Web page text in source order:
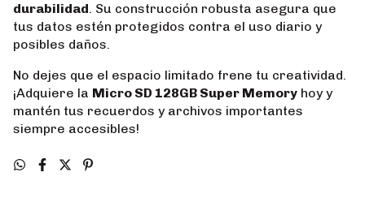
durabilidad. Su construcción robusta asegura que
tus datos estén protegidos contra el uso diario y
posibles daños.
No dejes que el espacio limitado frene tu creatividad.
¡Adquiere la Micro SD 128GB Super Memory hoy y
mantén tus recuerdos y archivos importantes
siempre accesibles!